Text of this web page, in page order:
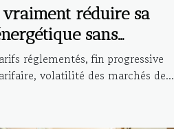
réduire sa
sans
?
réglementés, fin progressive
volatilité des marchés de...